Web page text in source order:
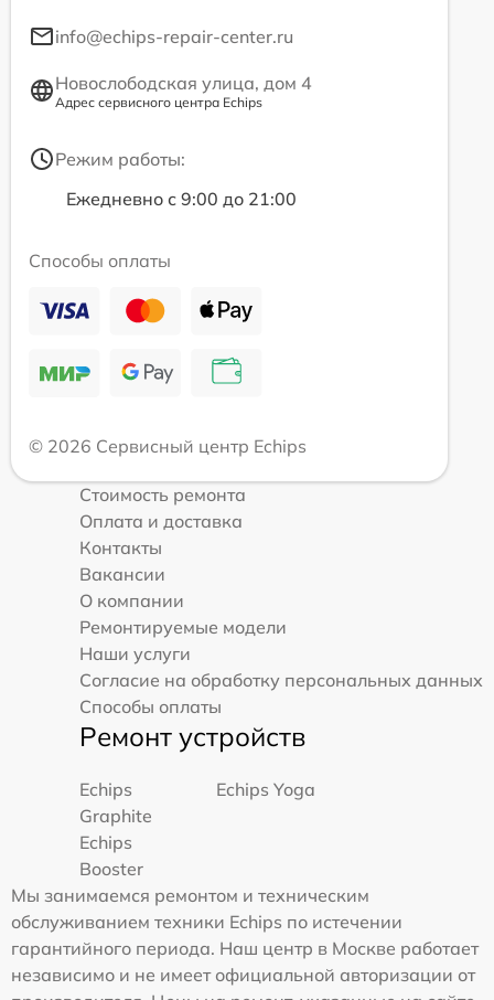
info@echips-repair-center.ru
Новослободская улица, дом 4
Адрес сервисного центра Echips
Режим работы:
Ежедневно с 9:00 до 21:00
Способы оплаты
© 2026 Сервисный центр Echips
Стоимость ремонта
Оплата и доставка
Контакты
Вакансии
О компании
Ремонтируемые модели
Наши услуги
Согласие на обработку персональных данных
Способы оплаты
Ремонт устройств
Echips
Graphite
Echips Yoga
Echips
Booster
Мы занимаемся ремонтом и техническим
обслуживанием техники Echips по истечении
гарантийного периода. Наш центр в Москве работает
независимо и не имеет официальной авторизации от